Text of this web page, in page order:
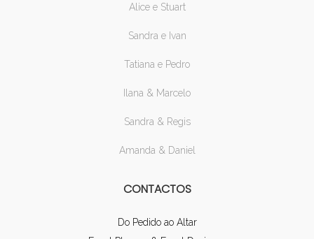
Alice e Stuart
Sandra e Ivan
Tatiana e Pedro
Ilana & Marcelo
Sandra & Regis
Amanda & Daniel
CONTACTOS
Do Pedido ao Altar